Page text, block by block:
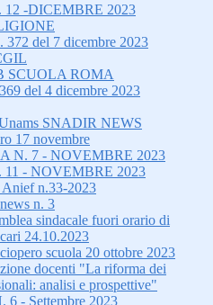
-DICEMBRE 2023
del 7 dicembre 2023
SCUOLA ROMA
del 4 dicembre 2023
SNADIR NEWS
17 novembre
N. 7 - NOVEMBRE 2023
- NOVEMBRE 2023
Anief n.33-2023
n. 3
sindacale fuori orario di
24.10.2023
scuola 20 ottobre 2023
docenti "La riforma dei
analisi e prospettive"
6 - Settembre 2023